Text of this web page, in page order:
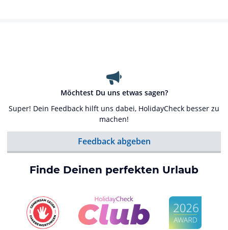
Möchtest Du uns etwas sagen?
Super! Dein Feedback hilft uns dabei, HolidayCheck besser zu
machen!
Feedback abgeben
Finde Deinen perfekten Urlaub